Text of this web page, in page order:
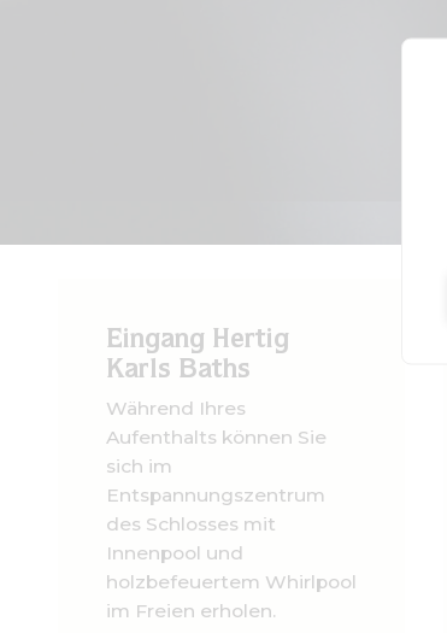
Eingang Hertig
Karls Baths
Während Ihres
Aufenthalts können Sie
sich im
Entspannungszentrum
des Schlosses mit
Innenpool und
holzbefeuertem Whirlpool
im Freien erholen.